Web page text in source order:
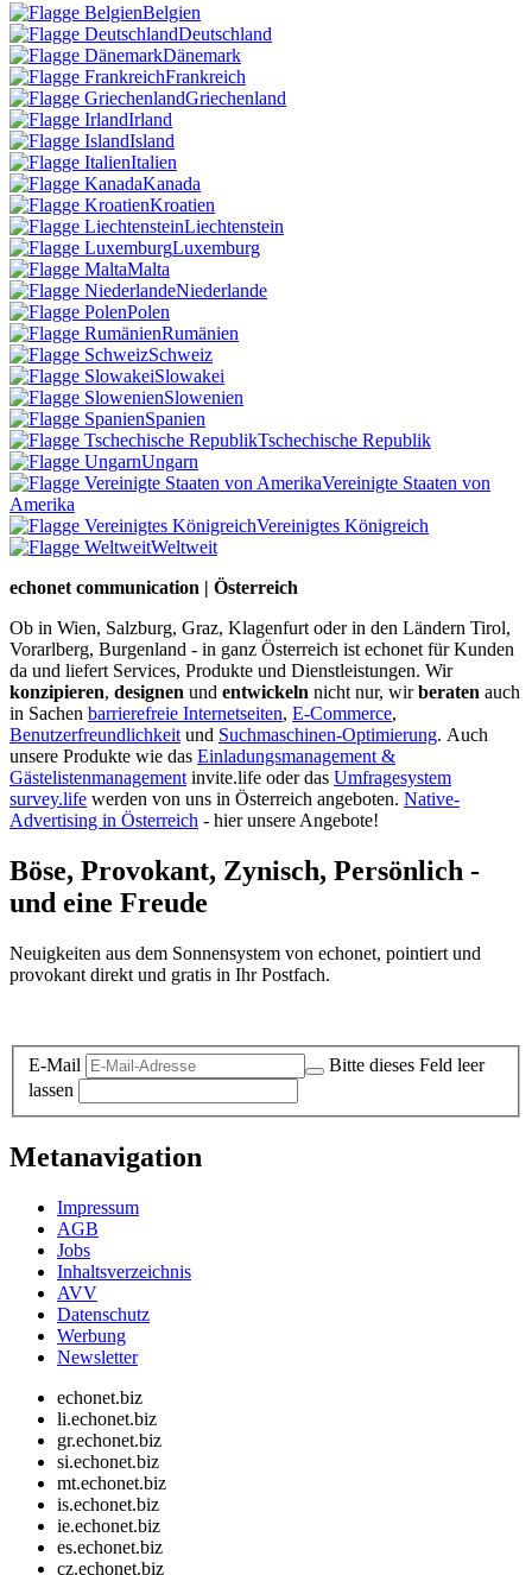
Belgien
Deutschland
Dänemark
Frankreich
Griechenland
Irland
Island
Italien
Kanada
Kroatien
Liechtenstein
Luxemburg
Malta
Niederlande
Polen
Rumänien
Schweiz
Slowakei
Slowenien
Spanien
Tschechische Republik
Ungarn
Vereinigte Staaten von
Amerika
Vereinigtes Königreich
Weltweit
echonet communication | Österreich
Ob in Wien, Salzburg, Graz, Klagenfurt oder in den Ländern Tirol,
Vorarlberg, Burgenland - in ganz Österreich ist echonet für Kunden
da und liefert Services, Produkte und Dienstleistungen. Wir
konzipieren, designen und entwickeln nicht nur, wirberaten auch
in Sachen barrierefreie Internetseiten, E-Commerce,
Benutzerfreundlichkeit und Suchmaschinen-Optimierung. Auch
unsere Produkte wie das Einladungsmanagement &
Gästelistenmanagement invite.life oder das Umfragesystem
survey.life werden von uns in Österreich angeboten. Native-
Advertising in Österreich - hier unsere Angebote!
Böse, Provokant, Zynisch, Persönlich -
und eine Freude
Neuigkeiten aus dem Sonnensystem von echonet, pointiert und
provokant direkt und gratis in Ihr Postfach.
E-Mail
Bitte dieses Feld leer
lassen
Metanavigation
Impressum
AGB
Jobs
Inhaltsverzeichnis
AVV
Datenschutz
Werbung
Newsletter
echonet.biz
li.echonet.biz
gr.echonet.biz
si.echonet.biz
mt.echonet.biz
is.echonet.biz
ie.echonet.biz
es.echonet.biz
cz.echonet.biz